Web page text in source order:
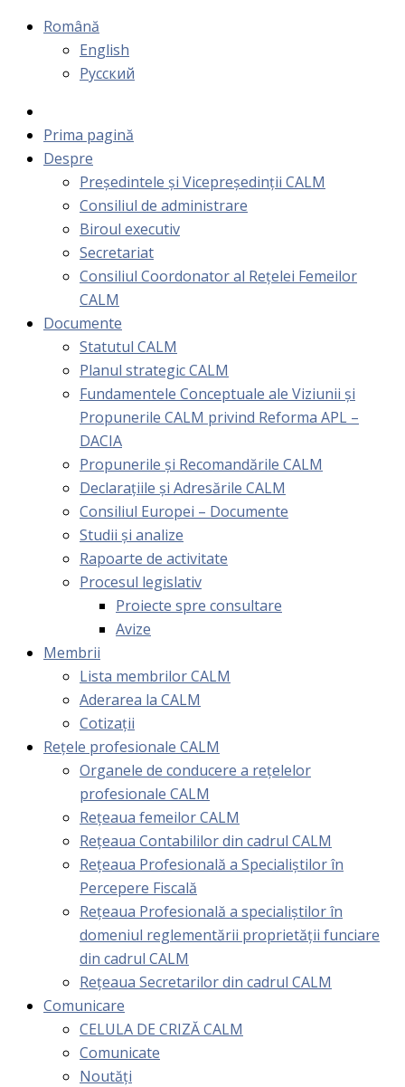
Română
English
Русский
Prima pagină
Despre
Președintele și Vicepreședinții CALM
Consiliul de administrare
Biroul executiv
Secretariat
Consiliul Coordonator al Rețelei Femeilor
CALM
Documente
Statutul CALM
Planul strategic CALM
Fundamentele Conceptuale ale Viziunii și
Propunerile CALM privind Reforma APL –
DACIA
Propunerile și Recomandările CALM
Declarațiile și Adresările CALM
Consiliul Europei – Documente
Studii și analize
Rapoarte de activitate
Procesul legislativ
Proiecte spre consultare
Avize
Membrii
Lista membrilor CALM
Aderarea la CALM
Cotizaţii
Rețele profesionale CALM
Organele de conducere a rețelelor
profesionale CALM
Rețeaua femeilor CALM
Rețeaua Contabililor din cadrul CALM
Rețeaua Profesională a Specialiștilor în
Percepere Fiscală
Reţeaua Profesională a specialiştilor în
domeniul reglementării proprietăţii funciare
din cadrul CALM
Rețeaua Secretarilor din cadrul CALM
Comunicare
CELULA DE CRIZĂ CALM
Comunicate
Noutăți